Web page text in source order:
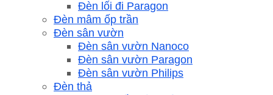
Đèn lối đi Paragon
Đèn mâm ốp trần
Đèn sân vườn
Đèn sân vườn Nanoco
Đèn sân vườn Paragon
Đèn sân vườn Philips
Đèn thả